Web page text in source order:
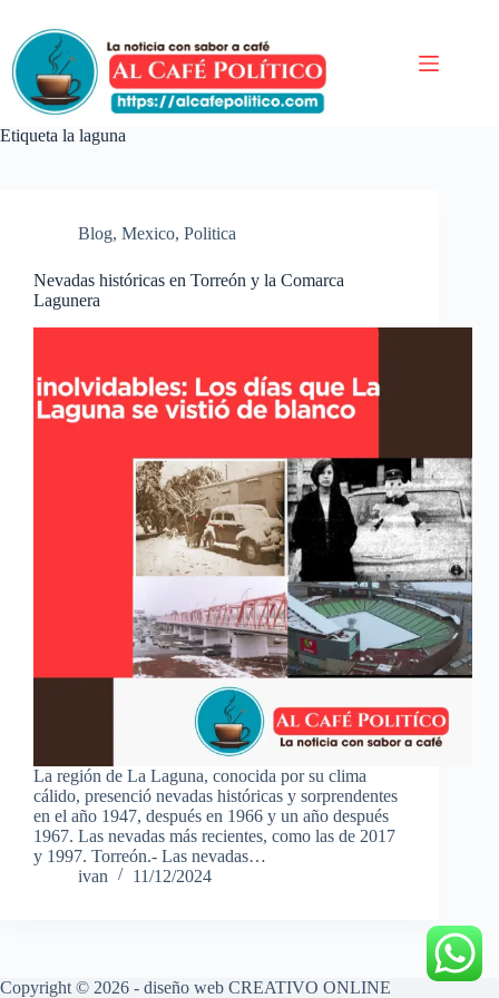
contenido
Etiqueta la laguna
Blog, Mexico, Politica
Nevadas históricas en Torreón y la Comarca
Lagunera
La región de La Laguna, conocida por su clima
cálido, presenció nevadas históricas y sorprendentes
en el año 1947, después en 1966 y un año después
1967. Las nevadas más recientes, como las de 2017
y 1997. Torreón.- Las nevadas…
ivan
11/12/2024
Copyright © 2026 - diseño web CREATIVO ONLINE